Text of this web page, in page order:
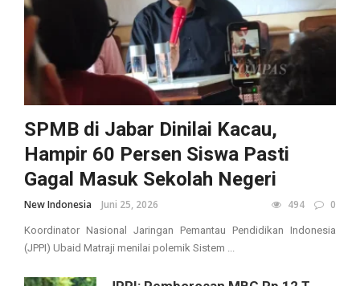
SPMB di Jabar Dinilai Kacau,
Hampir 60 Persen Siswa Pasti
Gagal Masuk Sekolah Negeri
New Indonesia Juni 25, 2026 494 0
Koordinator Nasional Jaringan Pemantau Pendidikan Indonesia
(JPPI) Ubaid Matraji menilai polemik Sistem ...